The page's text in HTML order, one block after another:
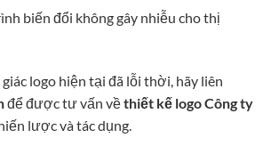
biến đổi không gây nhiễu cho thị
logo hiện tại đã lỗi thời, hãy liên
để được tư vấn vềthiết kế logo Công ty
lược và tác dụng.